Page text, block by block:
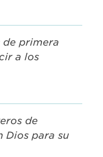
de primera
a los
de
Dios para su